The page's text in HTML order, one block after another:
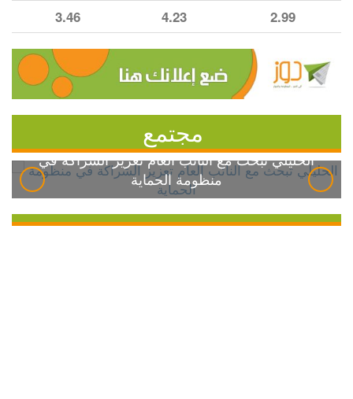
2.99
4.23
3.46
مجتمع
الخليلي تبحث مع النائب العام تعزيز الشراكة في
منظومة الحماية